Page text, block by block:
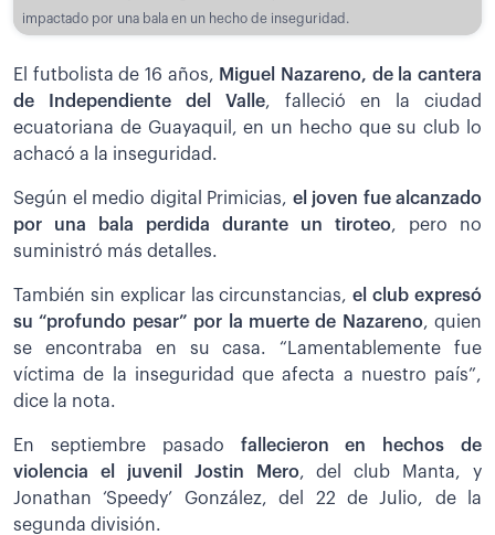
impactado por una bala en un hecho de inseguridad.
El futbolista de 16 años, Miguel Nazareno, de la cantera
de Independiente del Valle, falleció en la ciudad
ecuatoriana de Guayaquil, en un hecho que su club lo
achacó a la inseguridad.
Según el medio digital Primicias, el joven fue alcanzado
por una bala perdida durante un tiroteo, pero no
suministró más detalles.
También sin explicar las circunstancias,el club expresó
su “profundo pesar” por la muerte de Nazareno, quien
se encontraba en su casa. “Lamentablemente fue
víctima de la inseguridad que afecta a nuestro país”,
dice la nota.
En septiembre pasado fallecieron en hechos de
violencia el juvenil Jostin Mero, del club Manta, y
Jonathan ‘Speedy’ González, del 22 de Julio, de la
segunda división.